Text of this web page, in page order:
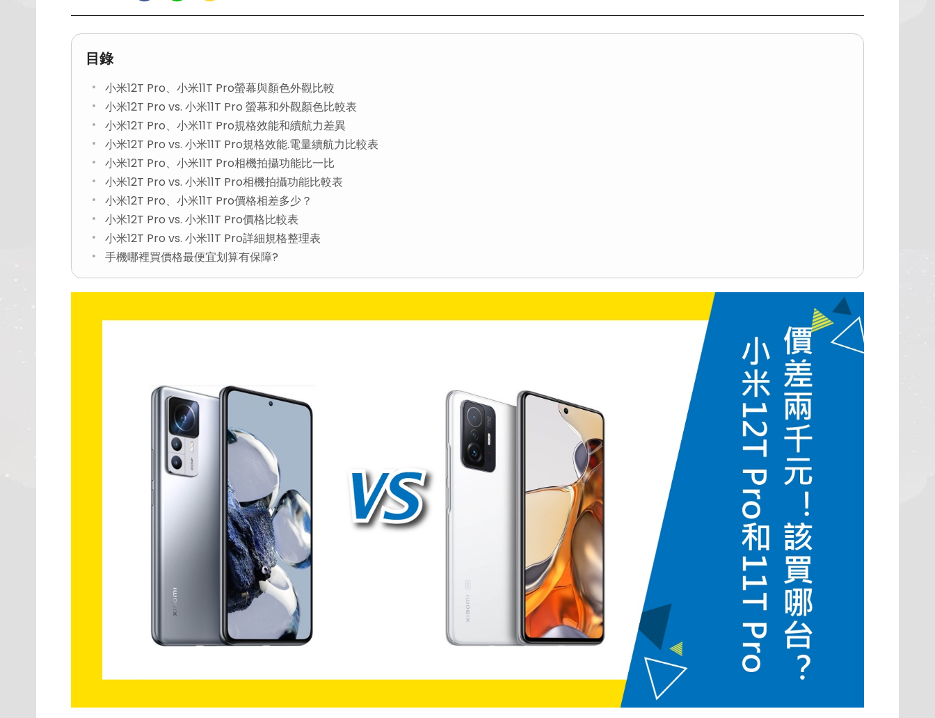
目錄
小米12T Pro、小米11T Pro螢幕與顏色外觀比較
小米12T Pro vs. 小米11T Pro 螢幕和外觀顏色比較表
小米12T Pro、小米11T Pro規格效能和續航力差異
小米12T Pro vs. 小米11T Pro規格效能.電量續航力比較表
小米12T Pro、小米11T Pro相機拍攝功能比一比
小米12T Pro vs. 小米11T Pro相機拍攝功能比較表
小米12T Pro、小米11T Pro價格相差多少？
小米12T Pro vs. 小米11T Pro價格比較表
小米12T Pro vs. 小米11T Pro詳細規格整理表
手機哪裡買價格最便宜划算有保障?